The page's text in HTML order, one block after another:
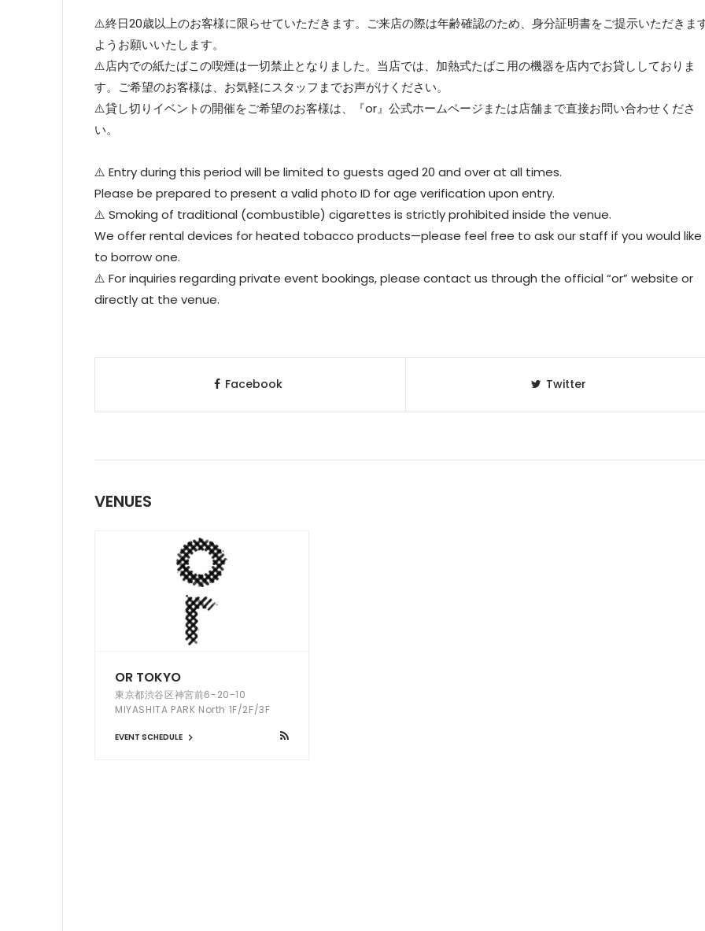
⚠️終日20歳以上のお客様に限らせていただきます。ご来店の際は年齢確認のため、身分証明書をご提示いただきま
ようお願いいたします。
⚠️店内での紙たばこの喫煙は一切禁止となりました。当店では、加熱式たばこ用の機器を店内でお貸ししておりま
す。ご希望のお客様は、お気軽にスタッフまでお声がけください。
⚠️貸し切りイベントの開催をご希望のお客様は、『or』公式ホームページまたは店舗まで直接お問い合わせくださ
い。
⚠️ Entry during this period will be limited to guests aged 20 and over at all times.
Please be prepared to present a valid photo ID for age verification upon entry.
⚠️ Smoking of traditional (combustible) cigarettes is strictly prohibited inside the venue.
We offer rental devices for heated tobacco products—please feel free to ask our staff if you would like
to borrow one.
⚠️ For inquiries regarding private event bookings, please contact us through the official “or” website or
directly at the venue.
Facebook Twitter
VENUES
OR TOKYO
東京都渋谷区神宮前6-20-10
MIYASHITA PARK North 1F/2F/3F
EVENT SCHEDULE